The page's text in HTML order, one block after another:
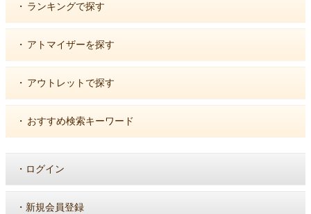
・ ランキングで探す
・ アトマイザーを探す
・ アウトレットで探す
・ おすすめ検索キーワード
・ ログイン
・ 新規会員登録